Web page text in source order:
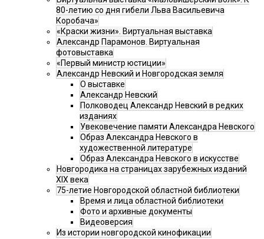
80-летию со дня гибели Льва Васильевича
Коробача»
«Краски жизни». Виртуальная выставка
Александр Парамонов. Виртуальная
фотовыставка
«Первый министр юстиции»
Александр Невский и Новгородская земля
О выставке
Александр Невский
Полководец Александр Невский в редких
изданиях
Увековечение памяти Александра Невского
Образ Александра Невского в
художественной литературе
Образ Александра Невского в искусстве
Новгородика на страницах зарубежных изданий
XIX века
75-летие Новгородской областной библиотеки
Время и лица областной библиотеки
Фото и архивные документы
Видеоверсия
Из истории новгородской кинофикации